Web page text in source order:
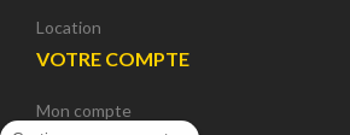
Location
VOTRE COMPTE
Mon compte